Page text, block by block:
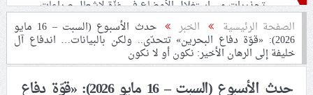
ملفّ إنسانيّ مؤلم.. الأسيرات الفلسطينيّات بين القمع
والإهمال الطبي
55 مأتمًا وحسينيّة يعترضون على الإجراءات القمعيّة للنظام
الصفحة الرئيسية الخبر حدث الأسبوع (السبت – 16 مايو
2026): «قوّة دفاع البحرين» تتحدّى.. ولكن بالبيانات… اندفاع آل
خليفة إلى الرهان الأخير: نكون أو لا نكون
حدث الأسبوع (السبت – 16 مايو 2026): «قوّة دفاع